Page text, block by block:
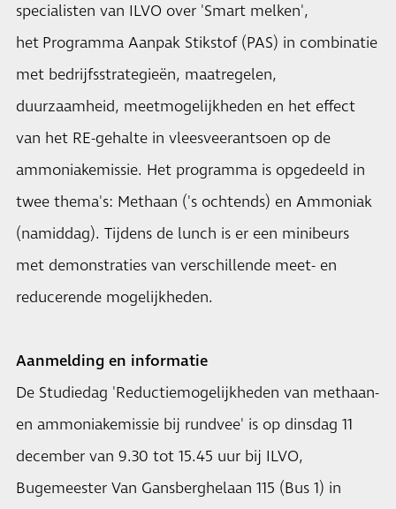
specialisten van ILVO over 'Smart melken',
het Programma Aanpak Stikstof (PAS) in combinatie
met bedrijfsstrategieën, maatregelen,
duurzaamheid, meetmogelijkheden en het effect
van het RE-gehalte in vleesveerantsoen op de
ammoniakemissie. Het programma is opgedeeld in
twee thema's: Methaan ('s ochtends) en Ammoniak
(namiddag). Tijdens de lunch is er een minibeurs
met demonstraties van verschillende meet- en
reducerende mogelijkheden.
Aanmelding en informatie
De Studiedag 'Reductiemogelijkheden van methaan-
en ammoniakemissie bij rundvee' is op dinsdag 11
december van 9.30 tot 15.45 uur bij ILVO,
Bugemeester Van Gansberghelaan 115 (Bus 1) in